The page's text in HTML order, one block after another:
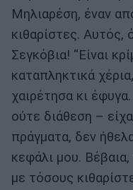
Μηλιαρέση, έναν
κιθαρίστες. Αυτός,
Σεγκόβια! “Είναι
καταπληκτικά
χαιρέτησα κι
ούτε διάθεση –
πράγματα, δεν
κεφάλι μου.
με τόσους